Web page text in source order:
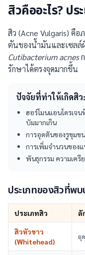
สิวคืออะไร? ป
สิว (Acne Vulgaris) คือ
ตันของน้ำมันและเซลล์
Cutibacterium acnes
รักษาได้ตรงจุดมากขึ้น
ปัจจัยที่ทำให้เกิดสิว:
ฮอร์โมนแอนโดรเจ
บัมมากเกิน
การอุดตันของรูขุมข
การเพิ่มจำนวนของ
พันธุกรรม ความเครี
ประเภทของสิวที่พ
ประเภทสิว ลั
สิวหัวขาว
(Whitehead)
อุ